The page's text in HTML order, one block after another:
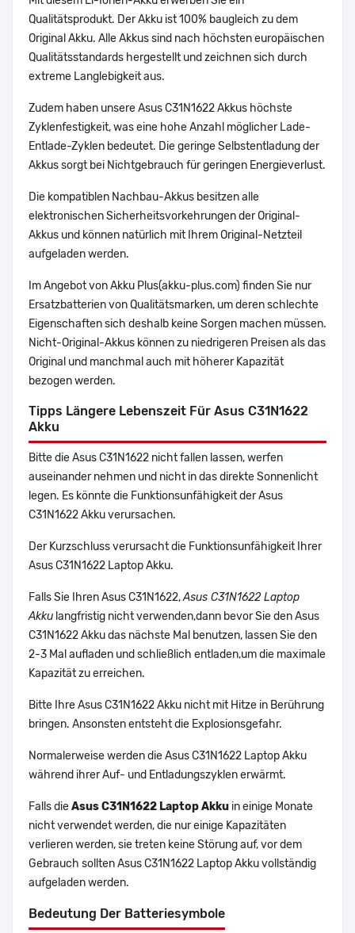
Qualitätsprodukt. Der Akku ist 100% baugleich zu dem
Original Akku. Alle Akkus sind nach höchsten europäischen
Qualitätsstandards hergestellt und zeichnen sich durch
extreme Langlebigkeit aus.
Zudem haben unsere Asus C31N1622 Akkus höchste
Zyklenfestigkeit, was eine hohe Anzahl möglicher Lade-
Entlade-Zyklen bedeutet. Die geringe Selbstentladung der
Akkus sorgt bei Nichtgebrauch für geringen Energieverlust.
Die kompatiblen Nachbau-Akkus besitzen alle
elektronischen Sicherheitsvorkehrungen der Original-
Akkus und können natürlich mit Ihrem Original-Netzteil
aufgeladen werden.
Im Angebot von Akku Plus(akku-plus.com) finden Sie nur
Ersatzbatterien von Qualitätsmarken, um deren schlechte
Eigenschaften sich deshalb keine Sorgen machen müssen.
Nicht-Original-Akkus können zu niedrigeren Preisen als das
Original und manchmal auch mit höherer Kapazität
bezogen werden.
Tipps Längere Lebenszeit Für Asus C31N1622
Akku
Bitte die Asus C31N1622 nicht fallen lassen, werfen
auseinander nehmen und nicht in das direkte Sonnenlicht
legen. Es könnte die Funktionsunfähigkeit der Asus
C31N1622 Akku verursachen.
Der Kurzschluss verursacht die Funktionsunfähigkeit Ihrer
Asus C31N1622 Laptop Akku.
Falls Sie Ihren Asus C31N1622,Asus C31N1622 Laptop
Akku langfristig nicht verwenden,dann bevor Sie den Asus
C31N1622 Akku das nächste Mal benutzen, lassen Sie den
2-3 Mal aufladen und schließlich entladen,um die maximale
Kapazität zu erreichen.
Bitte Ihre Asus C31N1622 Akku nicht mit Hitze in Berührung
bringen. Ansonsten entsteht die Explosionsgefahr.
Normalerweise werden die Asus C31N1622 Laptop Akku
während ihrer Auf- und Entladungszyklen erwärmt.
Falls dieAsus C31N1622 Laptop Akku in einige Monate
nicht verwendet werden, die nur einige Kapazitäten
verlieren werden, sie treten keine Störung auf, vor dem
Gebrauch sollten Asus C31N1622 Laptop Akku vollständig
aufgeladen werden.
Bedeutung Der Batteriesymbole